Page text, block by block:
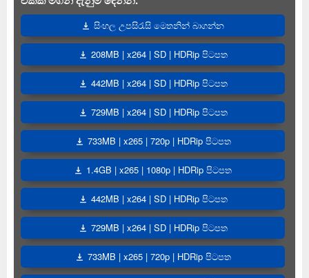
සිංහල උපසිරැසි මෙතනින් බාගන්න
208MB | x264 | SD | HDRip පිටපත
442MB | x264 | SD | HDRip පිටපත
729MB | x264 | SD | HDRip පිටපත
733MB | x265 | 720p | HDRip පිටපත
1.4GB | x265 | 1080p | HDRip පිටපත
442MB | x264 | SD | HDRip පිටපත
729MB | x264 | SD | HDRip පිටපත
733MB | x265 | 720p | HDRip පිටපත